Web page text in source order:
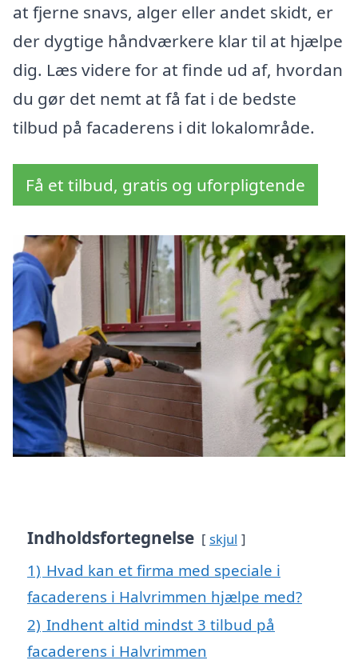
at fjerne snavs, alger eller andet skidt, er
der dygtige håndværkere klar til at hjælpe
dig. Læs videre for at finde ud af, hvordan
du gør det nemt at få fat i de bedste
tilbud på facaderens i dit lokalområde.
Få et tilbud, gratis og uforpligtende
Indholdsfortegnelse skjul
1) Hvad kan et firma med speciale i
facaderens i Halvrimmen hjælpe med?
2) Indhent altid mindst 3 tilbud på
facaderens i Halvrimmen